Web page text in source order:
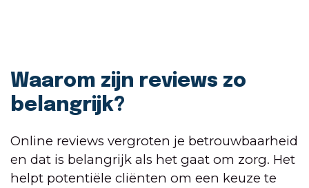
Waarom zijn reviews zo
belangrijk?
Online reviews vergroten je betrouwbaarheid
en dat is belangrijk als het gaat om zorg. Het
helpt potentiële cliënten om een keuze te